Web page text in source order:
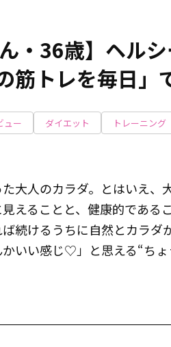
・36歳】ヘル
筋トレを毎日」
ュー ダイエット トレーニング
大人のカラダ。とはいえ、
えることと、健康的である
続けるうちに自然とカラ
いい感じ♡」と思える“ち